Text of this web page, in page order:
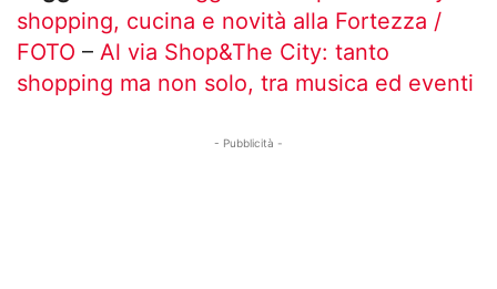
shopping, cucina e novità alla Fortezza /
FOTO – Al via Shop&The City: tanto
shopping ma non solo, tra musica ed eventi
- Pubblicità -